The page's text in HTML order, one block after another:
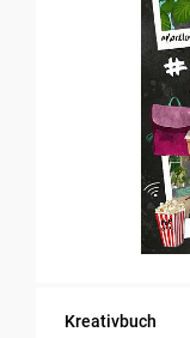
Kreativbuch